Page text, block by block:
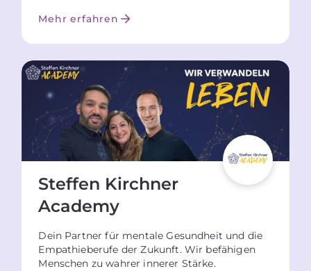
Mehr erfahren
Steffen Kirchner
Academy
Dein Partner für mentale Gesundheit und die
Empathieberufe der Zukunft. Wir befähigen
Menschen zu wahrer innerer Stärke.